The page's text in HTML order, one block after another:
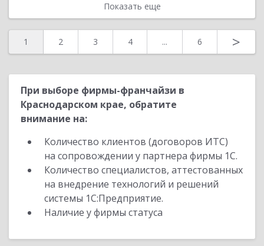
Показать еще
1 2 3 4 ... 6 >
При выборе фирмы-франчайзи в
Краснодарском крае, обратите
внимание на:
Количество клиентов (договоров ИТС)
на сопровождении у партнера фирмы 1С.
Количество специалистов, аттестованных
на внедрение технологий и решений
системы 1С:Предприятие.
Наличие у фирмы статуса